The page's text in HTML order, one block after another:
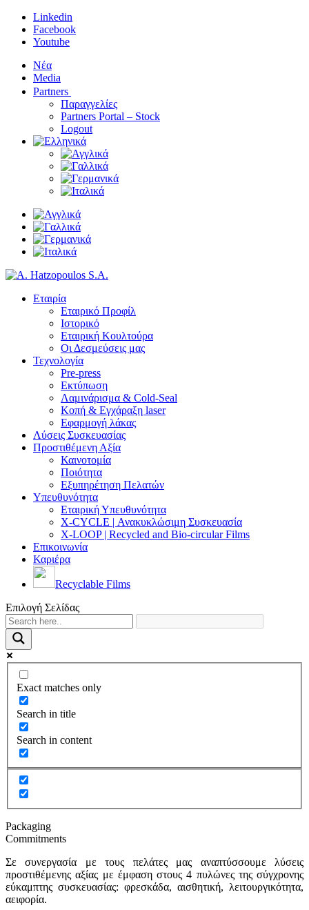
Linkedin
Facebook
Youtube
Νέα
Media
Partners
Παραγγελίες
Partners Portal – Stock
Logout
Εταιρία
Εταιρικό Προφίλ
Ιστορικό
Εταιρική Κουλτούρα
Οι Δεσμεύσεις μας
Τεχνολογία
Pre-press
Εκτύπωση
Λαμινάρισμα & Cold-Seal
Κοπή & Εγχάραξη laser
Εφαρμογή λάκας
Λύσεις Συσκευασίας
Προστιθέμενη Αξία
Καινοτομία
Ποιότητα
Εξυπηρέτηση Πελατών
Υπευθυνότητα
Εταιρική Υπευθυνότητα
X-CYCLE | Ανακυκλώσιμη Συσκευασία
X-LOOP | Recycled and Bio-circular Films
Επικοινωνία
Καριέρα
Recyclable Films
Επιλογή Σελίδας
Exact matches only
Search in title
Search in content
Packaging
Commitments
Σε συνεργασία με τους πελάτες μας αναπτύσσουμε λύσεις
προστιθέμενης αξίας με έμφαση στους 4 πυλώνες της σύγχρονης
εύκαμπτης συσκευασίας: φρεσκάδα, αισθητική, λειτουργικότητα,
αειφορία.